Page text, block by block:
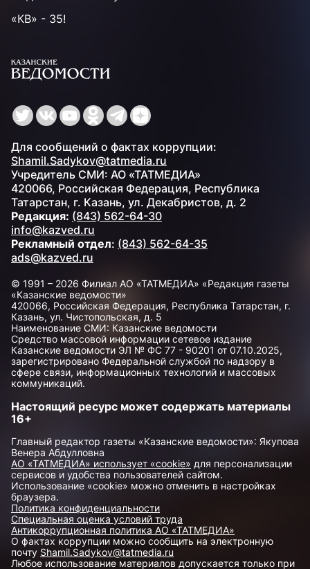
«КВ» - 35!
Для сообщений о фактах коррупции:
Shamil.Sadykov@tatmedia.ru
Учредитель СМИ: АО «ТАТМЕДИА»
420066, Российская Федерация, Республика
Татарстан, г. Казань, ул. Декабристов, д. 2
Редакция: (843) 562-64-30
info@kazved.ru
Рекламный отдел: (843) 562-64-35
ads@kazved.ru
© 1991 – 2026 Филиал АО «ТАТМЕДИА» «Редакция газеты
«Казанские ведомости»
420066, Российская Федерация, Республика Татарстан, г.
Казань, ул. Чистопольская, д. 5
Наименование СМИ: Казанские ведомости
Средство массовой информации сетевое издание
Казанские ведомости ЭЛ № ФС 77 - 90201 от 07.10.2025,
зарегистрировано Федеральной службой по надзору в
сфере связи, информационных технологий и массовых
коммуникаций.
Настоящий ресурс может содержать материалы
16+
Главный редактор газеты «Казанские ведомости»: Якупова
Венера Абдулловна
АО «ТАТМЕДИА» использует «cookie» для персонализации
сервисов и удобства пользователей сайтом.
Использование «cookie» можно отменить в настройках
браузера.
Политика конфиденциальности
Специальная оценка условий труда
Антикоррупционная политика АО «ТАТМЕДИА»
О фактах коррупции можно сообщить на электронную
почту Shamil.Sadykov@tatmedia.ru
Любое использование материалов допускается только при